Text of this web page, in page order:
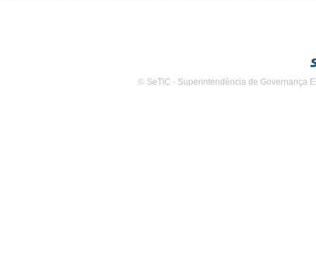
© SeTIC - Superintendência de Governança